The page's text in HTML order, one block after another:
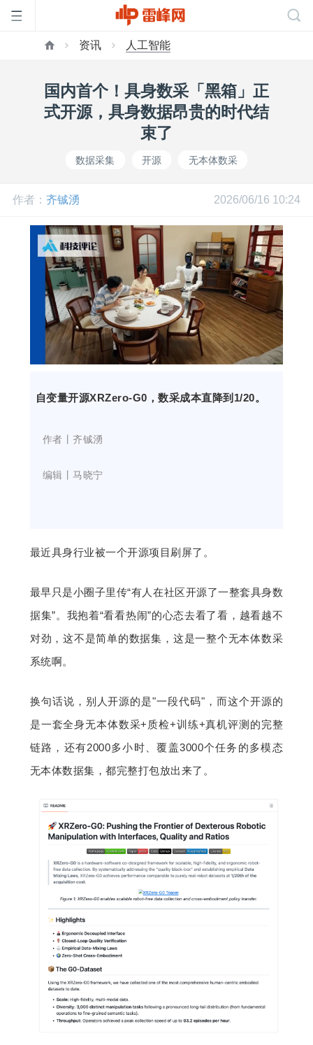
页
网
公
开
课
活
动
中
专
机
资讯 人工智能
国内首个！具身数采「黑箱」正
式开源，具身数据昂贵的时代结
束了
数据采集 开源 无本体数采
作者： 齐铖湧 2026/06/16 10:24
自变量开源XRZero-G0，数采成本直降到1/20。
作者丨齐铖湧
编辑丨马晓宁
最近具身行业被一个开源项目刷屏了。
最早只是小圈子里传“有人在社区开源了一整套具身数
据集”。我抱着“看看热闹”的心态去看了看，越看越不
对劲，这不是简单的数据集，这是一整个无本体数采
系统啊。
换句话说，别人开源的是"一段代码"，而这个开源的
是一套全身无本体数采+质检+训练+真机评测的完整
链路，还有2000多小时、覆盖3000个任务的多模态
无本体数据集，都完整打包放出来了。